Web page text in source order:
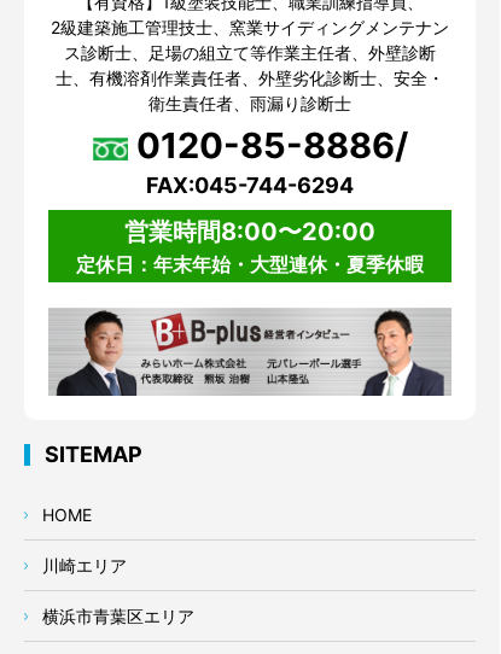
2級建築施工管理技士、窯業サイディングメンテナン
ス診断士、足場の組立て等作業主任者、外壁診断
士、有機溶剤作業責任者、外壁劣化診断士、安全・
衛生責任者、雨漏り診断士
0120-85-8886/
FAX:045-744-6294
営業時間8:00〜20:00
定休日：年末年始・大型連休・夏季休暇
SITEMAP
HOME
川崎エリア
横浜市青葉区エリア